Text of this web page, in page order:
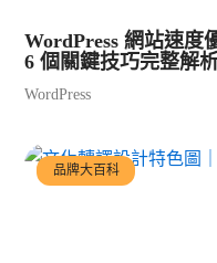
WordPress 網站速度
6 個關鍵技巧完整解
WordPress
品牌大百科